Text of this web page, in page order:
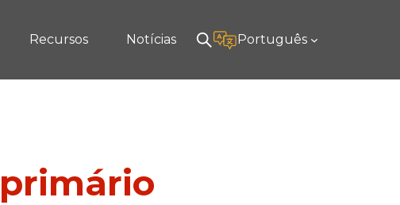
Recursos Notícias Português